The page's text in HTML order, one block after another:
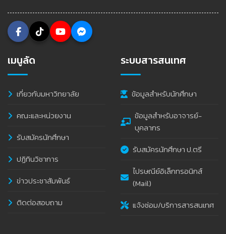
เมนูลัด
เกี่ยวกับมหาวิทยาลัย
คณะและหน่วยงาน
รับสมัครนักศึกษา
ปฏิทินวิชาการ
ข่าวประชาสัมพันธ์
ติดต่อสอบถาม
ระบบสารสนเทศ
ข้อมูลสำหรับนักศึกษา
ข้อมูลสำหรับอาจารย์-
บุคลากร
รับสมัครนักศึกษา ป.ตรี
ไปรษณีย์อิเล็กทรอนิกส์
(Mail)
แจ้งซ่อม/บริการสารสนเทศ